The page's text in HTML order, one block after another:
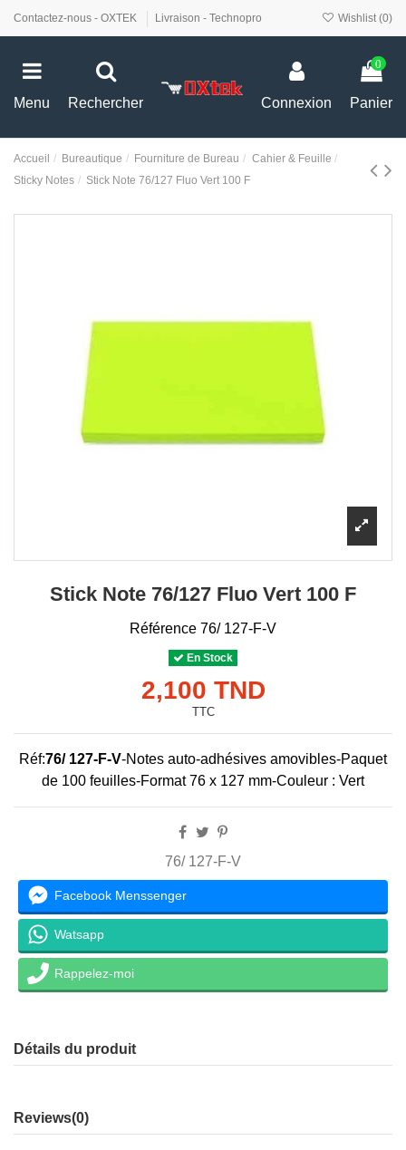
Contactez-nous - OXTEK Livraison - Technopro Wishlist (0)
Menu Rechercher Connexion
0
Panier
Accueil Bureautique Fourniture de Bureau
Cahier & Feuille
Sticky Notes
Stick Note 76/127 Fluo Vert 100 F
Stick Note 76/127 Fluo Vert 100 F
Référence 76/ 127-F-V
En Stock
2,100 TND
TTC
Réf:76/ 127-F-V-Notes auto-adhésives amovibles-Paquet
de 100 feuilles-Format 76 x 127 mm-Couleur : Vert
76/ 127-F-V
Facebook Menssenger
Watsapp
Rappelez-moi
Détails du produit
Reviews(0)